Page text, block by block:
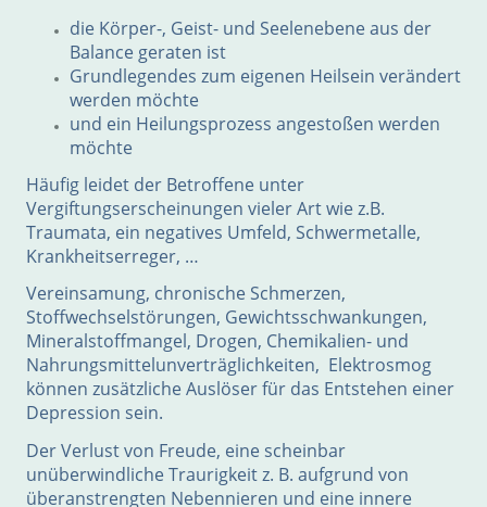
die Körper-, Geist- und Seelenebene aus der
Balance geraten ist
Grundlegendes zum eigenen Heilsein verändert
werden möchte
und ein Heilungsprozess angestoßen werden
möchte
Häufig leidet der Betroffene unter
Vergiftungserscheinungen vieler Art wie z.B.
Traumata, ein negatives Umfeld, Schwermetalle,
Krankheitserreger, …
Vereinsamung, chronische Schmerzen,
Stoffwechselstörungen, Gewichtsschwankungen,
Mineralstoffmangel, Drogen, Chemikalien- und
Nahrungsmittelunverträglichkeiten, Elektrosmog
können zusätzliche Auslöser für das Entstehen einer
Depression sein.
Der Verlust von Freude, eine scheinbar
unüberwindliche Traurigkeit z. B. aufgrund von
überanstrengten Nebennieren und eine innere